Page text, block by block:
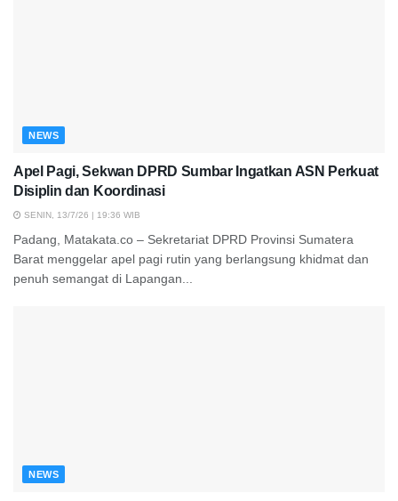
NEWS
Apel Pagi, Sekwan DPRD Sumbar Ingatkan ASN Perkuat
Disiplin dan Koordinasi
SENIN, 13/7/26 | 19:36 WIB
Padang, Matakata.co – Sekretariat DPRD Provinsi Sumatera
Barat menggelar apel pagi rutin yang berlangsung khidmat dan
penuh semangat di Lapangan...
NEWS